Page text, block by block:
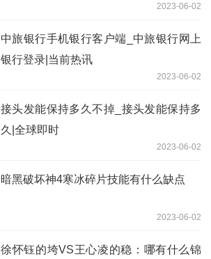
2023-06-02
中旅银行手机银行客户端_中旅银行网上
银行登录|当前热讯
2023-06-02
接头发能保持多久不掉_接头发能保持多
久|全球即时
2023-06-02
暗黑破坏神4寒冰碎片技能有什么缺点
2023-06-02
徐怀钰的垮VS王心凌的稳：哪有什么锦